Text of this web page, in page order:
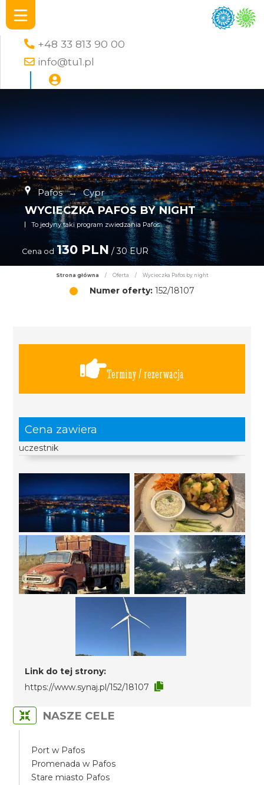
+48 33 813 90 00
info@tu1.pl
Pafos → Cypr
WYCIECZKA PAFOS BY NIGHT
To jedyny taki program zwiedzania Pafos
Cena od 130 PLN / 30 EUR
Strona główna / Oferta / Wycieczka Pafos by night
Numer oferty: 152/18107
Terminy / rezerwacja
Cena zawiera
uczestnik
Link do tej strony:
https://www.synaj.pl/152/18107
NASZE CELE
Port w Pafos
Promenada w Pafos
Stare miasto Pafos